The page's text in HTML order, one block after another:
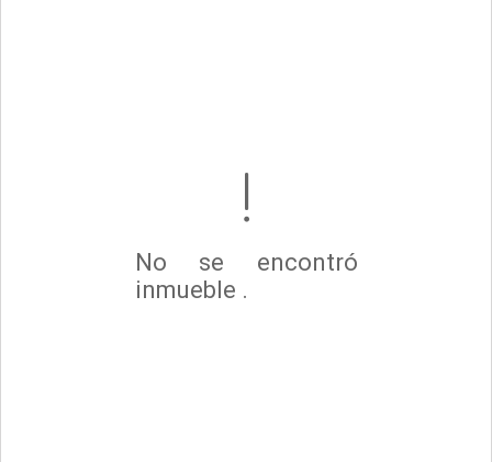
No se encontró
inmueble .